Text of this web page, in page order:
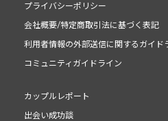
プライバシーポリシー
会社概要/特定商取引法に基づく表記
利用者情報の外部送信に関するガイド
コミュニティガイドライン
カップルレポート
出会い成功談